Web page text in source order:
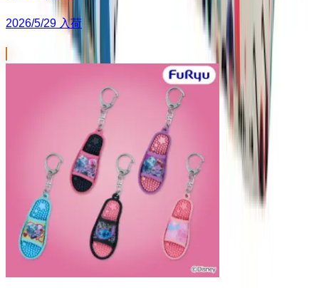
2026/5/29 入荷